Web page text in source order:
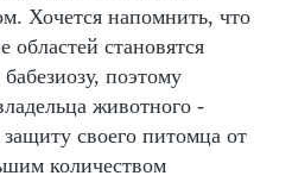
Хочется напомнить, что
становятся
поэтому
животного -
своего питомца от
количеством